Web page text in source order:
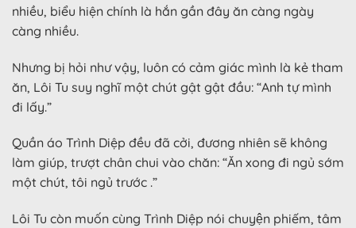
nhiều, biểu hiện chính là hắn gần đây ăn càng ngày
càng nhiều.
Nhưng bị hỏi như vậy, luôn có cảm giác mình là kẻ tham
ăn, Lôi Tu suy nghĩ một chút gật gật đầu: “Anh tự mình
đi lấy.”
Quần áo Trình Diệp đều đã cởi, đương nhiên sẽ không
làm giúp, trượt chân chui vào chăn: “Ăn xong đi ngủ sớm
một chút, tôi ngủ trước .”
Lôi Tu còn muốn cùng Trình Diệp nói chuyện phiếm, tâm